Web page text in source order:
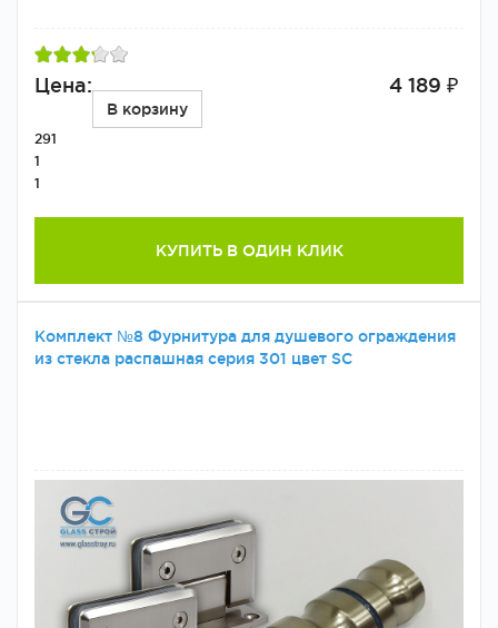
Цена: 4 189 ₽
В корзину
291
1
1
КУПИТЬ В ОДИН КЛИК
Комплект №8 Фурнитура для душевого ограждения
из стекла распашная серия 301 цвет SC